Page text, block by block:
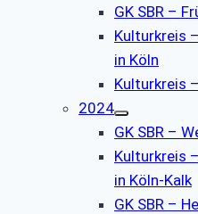
GK SBR –
Kulturkreis
in Köln
Kulturkreis
2024
GK SBR –
Kulturkreis
in Köln-Kalk
GK SBR –